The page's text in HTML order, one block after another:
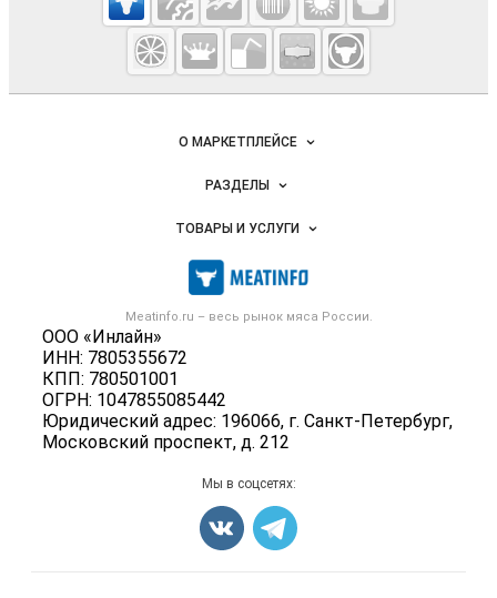
Meatinfo.ru —
мясо и
мясопродукты
Важные разделы и контакты
Meatinfo.ru – весь рынок мяса России.
ООО «Инлайн»
ИНН: 7805355672
КПП: 780501001
ОГРН: 1047855085442
Юридический адрес: 196066, г. Санкт-Петербург,
Московский проспект, д. 212
Навигация по сайтуО МАРКЕТПЛЕЙСЕ
Новости Meatinfo.ru
Размещение рекламы
Публичная оферта
Контактная информация
Политика обработки персональных данных
РАЗДЕЛЫ
Объявления
Новости рынка
Мониторинг
Вакансии
ТОВАРЫ И УСЛУГИ
Мясо, мясопродукты
Скот в живом весе
Колбасы, сосиски, деликатесы
Мясные полуфабрикаты
Мясные снеки
Яйца
Карта объявлений
Мы в соцсетях: